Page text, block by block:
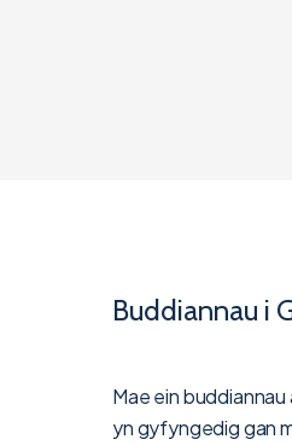
Buddiannau i
Mae ein
yn gyfyngedig gan